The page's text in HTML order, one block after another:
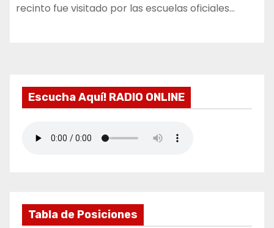
recinto fue visitado por las escuelas oficiales…
Escucha Aquí! RADIO ONLINE
Tabla de Posiciones